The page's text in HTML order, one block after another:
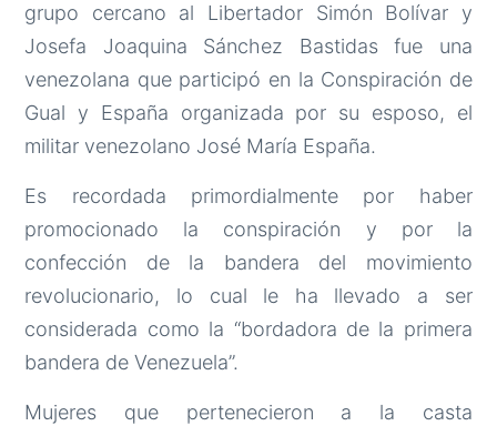
grupo cercano al Libertador Simón Bolívar y
Josefa Joaquina Sánchez Bastidas fue una
venezolana que participó en la Conspiración de
Gual y España organizada por su esposo, el
militar venezolano José María España.
Es recordada primordialmente por haber
promocionado la conspiración y por la
confección de la bandera del movimiento
revolucionario, lo cual le ha llevado a ser
considerada como la “bordadora de la primera
bandera de Venezuela”.
Mujeres que pertenecieron a la casta